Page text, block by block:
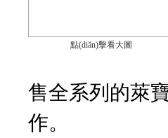
點(diǎn)擊看大圖
售全系列的萊寶
作。